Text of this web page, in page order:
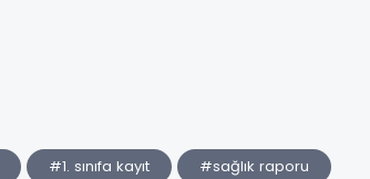
#1. sınıfa kayıt
#sağlık raporu